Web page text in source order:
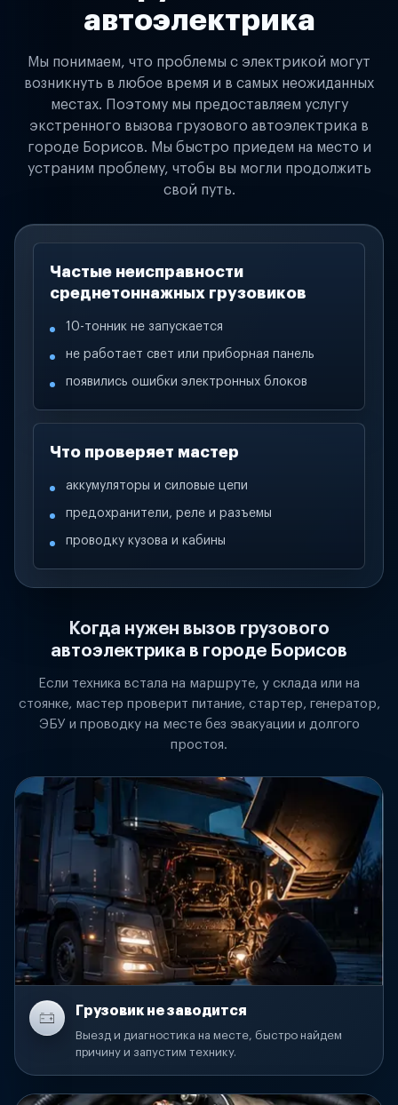
автоэлектрика
Мы понимаем, что проблемы с электрикой могут
возникнуть в любое время и в самых неожиданных
местах. Поэтому мы предоставляем услугу
экстренного вызова грузового автоэлектрика в
городе Борисов. Мы быстро приедем на место и
устраним проблему, чтобы вы могли продолжить
свой путь.
Частые неисправности
среднетоннажных грузовиков
10-тонник не запускается
не работает свет или приборная панель
появились ошибки электронных блоков
Что проверяет мастер
аккумуляторы и силовые цепи
предохранители, реле и разъемы
проводку кузова и кабины
Когда нужен вызов грузового
автоэлектрика в городе Борисов
Если техника встала на маршруте, у склада или на
стоянке, мастер проверит питание, стартер, генератор,
ЭБУ и проводку на месте без эвакуации и долгого
простоя.
Грузовик не заводится
Выезд и диагностика на месте, быстро найдем
причину и запустим технику.